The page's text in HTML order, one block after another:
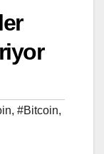
, #Bitcoin,